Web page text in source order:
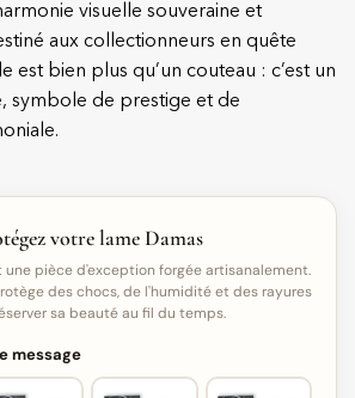
visuelle souveraine et
aux collectionneurs en quête
est bien plus qu’un couteau : c’est un
symbole de prestige et de
votre lame Damas
une pièce d'exception forgée artisanalement.
des chocs, de l'humidité et des rayures
sa beauté au fil du temps.
message